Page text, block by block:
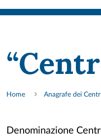
Home Anagrafe dei
Denominazione